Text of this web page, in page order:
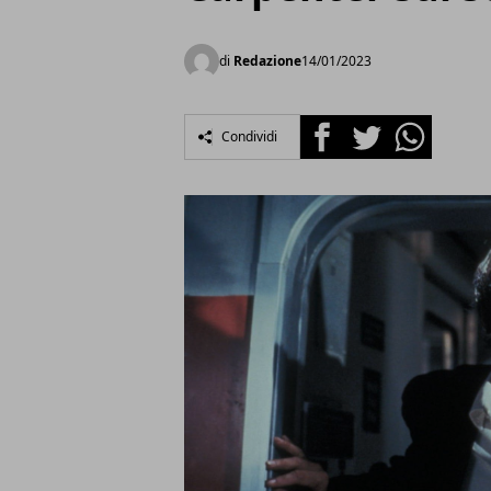
di Redazione14/01/2023
Condividi FacebookTwitterWhatsapp